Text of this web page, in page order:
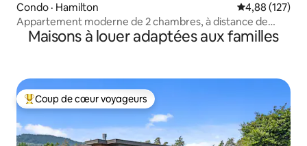
Condo · Hamilton Note
4,88 (127)
Appartement moderne de 2 chambres, à distance de
marche de la ville et de l'hôpital
Maisons à louer adaptées aux familles
Coup de cœur voyageurs parmi les plus aimés
Coup de cœur voyageurs